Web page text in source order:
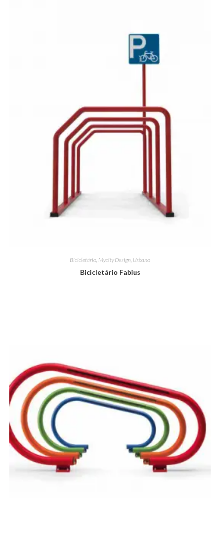
Bicicletário Mycity Design Urbano
Bicicletário Fabius